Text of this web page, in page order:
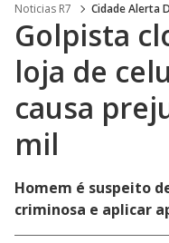
Noticias R7 Cidade Alerta
Golpista
loja de
causa
mil
Homem é suspeito
criminosa e aplicar